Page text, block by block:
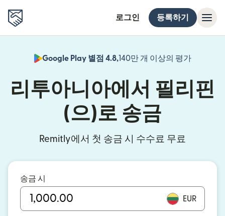
로그인 등록하기
Google Play 별점 4.8,140만 개 이상의 평가
리투아니아에서 필리핀
(으)로 송금
Remitly에서 첫 송금 시 수수료 무료
송금 시
EUR